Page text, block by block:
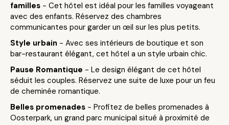
familles - Cet hôtel est idéal pour les familles voyageant
avec des enfants. Réservez des chambres
communicantes pour garder un œil sur les plus petits.
Style urbain - Avec ses intérieurs de boutique et son
bar-restaurant élégant, cet hôtel a un style urbain chic.
Pause Romantique - Le design élégant de cet hôtel
séduit les couples. Réservez une suite de luxe pour un feu
de cheminée romantique.
Belles promenades - Profitez de belles promenades à
Oosterpark, un grand parc municipal situé à proximité de